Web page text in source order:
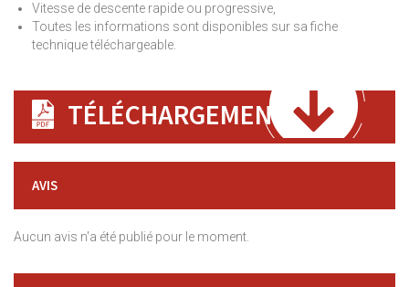
Vitesse de descente rapide ou progressive,
Toutes les informations sont disponibles sur sa fiche
technique téléchargeable.
TÉLÉCHARGEMENT
AVIS
Aucun avis n'a été publié pour le moment.